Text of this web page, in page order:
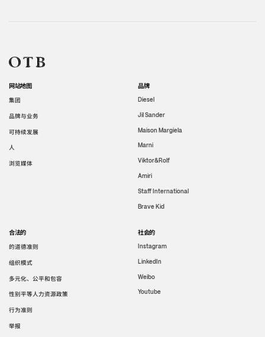
网站地图
集团
品牌与业务
可持续发展
人
浏览媒体
品牌
Diesel
Jil Sander
Maison Margiela
Marni
Viktor&Rolf
Amiri
Staff International
Brave Kid
合法的
的道德准则
组织模式
多元化、公平和包容
性别平等人力资源政策
行为准则
举报
社会的
Instagram
LinkedIn
Weibo
Youtube